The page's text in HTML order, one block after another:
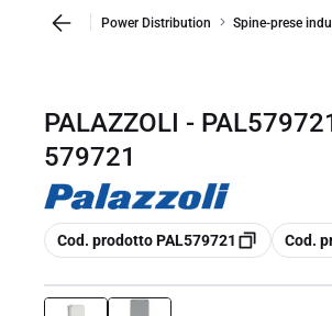
Power Distribution Spine-prese
PALAZZOLI -
579721
copia
Cod. prodotto PAL579721 copia
Cod.